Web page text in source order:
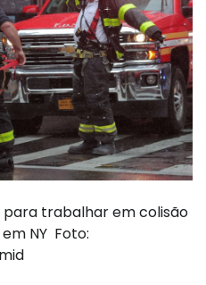
para trabalhar em colisão
NY Foto: